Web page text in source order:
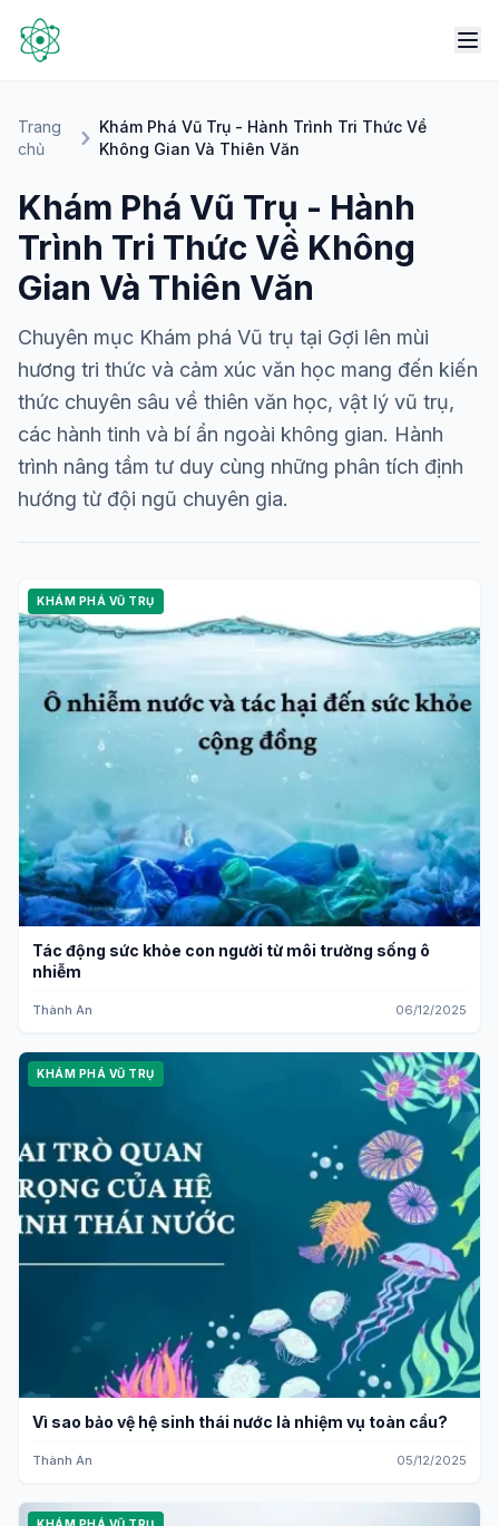
Trang
chủ
Khám Phá Vũ Trụ - Hành Trình Tri Thức Về
Không Gian Và Thiên Văn
Khám Phá Vũ Trụ - Hành
Trình Tri Thức Về Không
Gian Và Thiên Văn
Chuyên mục Khám phá Vũ trụ tại Gợi lên mùi
hương tri thức và cảm xúc văn học mang đến kiến
thức chuyên sâu về thiên văn học, vật lý vũ trụ,
các hành tinh và bí ẩn ngoài không gian. Hành
trình nâng tầm tư duy cùng những phân tích định
hướng từ đội ngũ chuyên gia.
KHÁM PHÁ VŨ TRỤ
Tác động sức khỏe con người từ môi trường sống ô
nhiễm
Thành An 06/12/2025
KHÁM PHÁ VŨ TRỤ
Vì sao bảo vệ hệ sinh thái nước là nhiệm vụ toàn cầu?
Thành An 05/12/2025